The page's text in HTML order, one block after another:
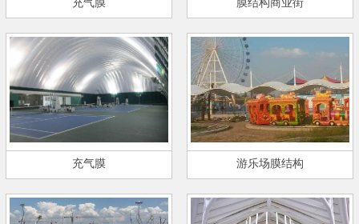
充气膜 膜结构商业街
充气膜 游乐场膜结构